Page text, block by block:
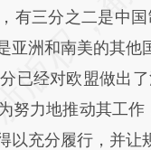
有三分之二是中
亚洲和南美的其他
已经对欧盟做出
努力地推动其工
以充分履行，并让